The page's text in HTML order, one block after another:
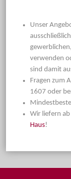
Unser
verwenden
sind damit
Fragen zum
1607 oder
Wir liefern
Haus!